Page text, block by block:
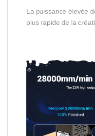
La puissance élevée
plus rapide de la